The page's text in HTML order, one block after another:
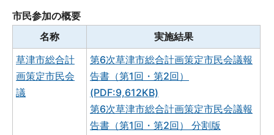
市民参加の概要
名称
実施結果
草津市総合計
画策定市民会
議
第6次草津市総合計画策定市民会議報
告書（第1回・第2回）
(PDF:9,612KB)
第6次草津市総合計画策定市民会議報
告書（第1回・第2回） 分割版